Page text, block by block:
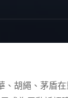
胡繩、茅盾